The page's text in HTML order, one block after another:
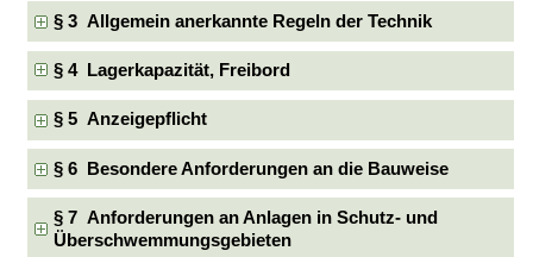
§ 3 Allgemein anerkannte Regeln der Technik
§ 4 Lagerkapazität, Freibord
§ 5 Anzeigepflicht
§ 6 Besondere Anforderungen an die Bauweise
§ 7 Anforderungen an Anlagen in Schutz- und
Überschwemmungsgebieten